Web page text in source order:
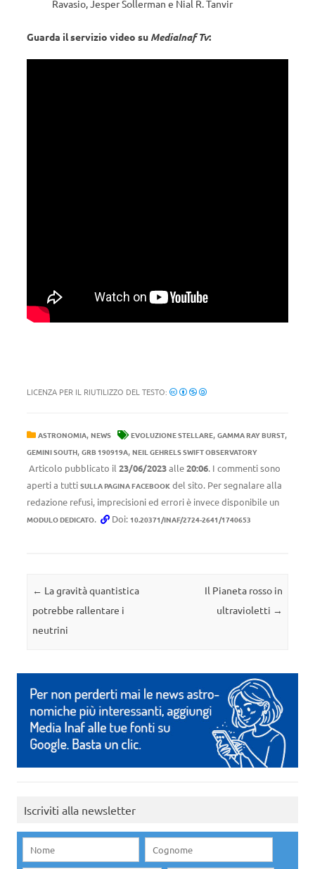
Ravasio, Jesper Sollerman e Nial R. Tanvir
Guarda il servizio video su MediaInaf Tv:
LICENZA PER IL RIUTILIZZO DEL TESTO:
ASTRONOMIA, NEWS EVOLUZIONE STELLARE, GAMMA RAY BURST,
GEMINI SOUTH, GRB 190919A, NEIL GEHRELS SWIFT OBSERVATORY
Articolo pubblicato il 23/06/2023alle20:06. I commenti sono
aperti a tutti SULLA PAGINA FACEBOOK del sito. Per segnalare alla
redazione refusi, imprecisioni ed errori è invece disponibile un
MODULO DEDICATO. Doi: 10.20371/INAF/2724-2641/1740653
Navigazione articolo
← La gravità quantistica
potrebbe rallentare i
neutrini
Il Pianeta rosso in
ultravioletti →
Iscriviti alla newsletter